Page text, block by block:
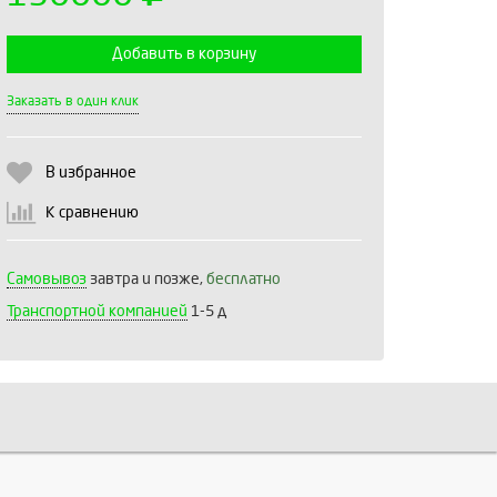
Добавить в корзину
Заказать в один клик
В избранное
К сравнению
Самовывоз завтра и позже, бесплатно
Транспортной компанией 1-5 д